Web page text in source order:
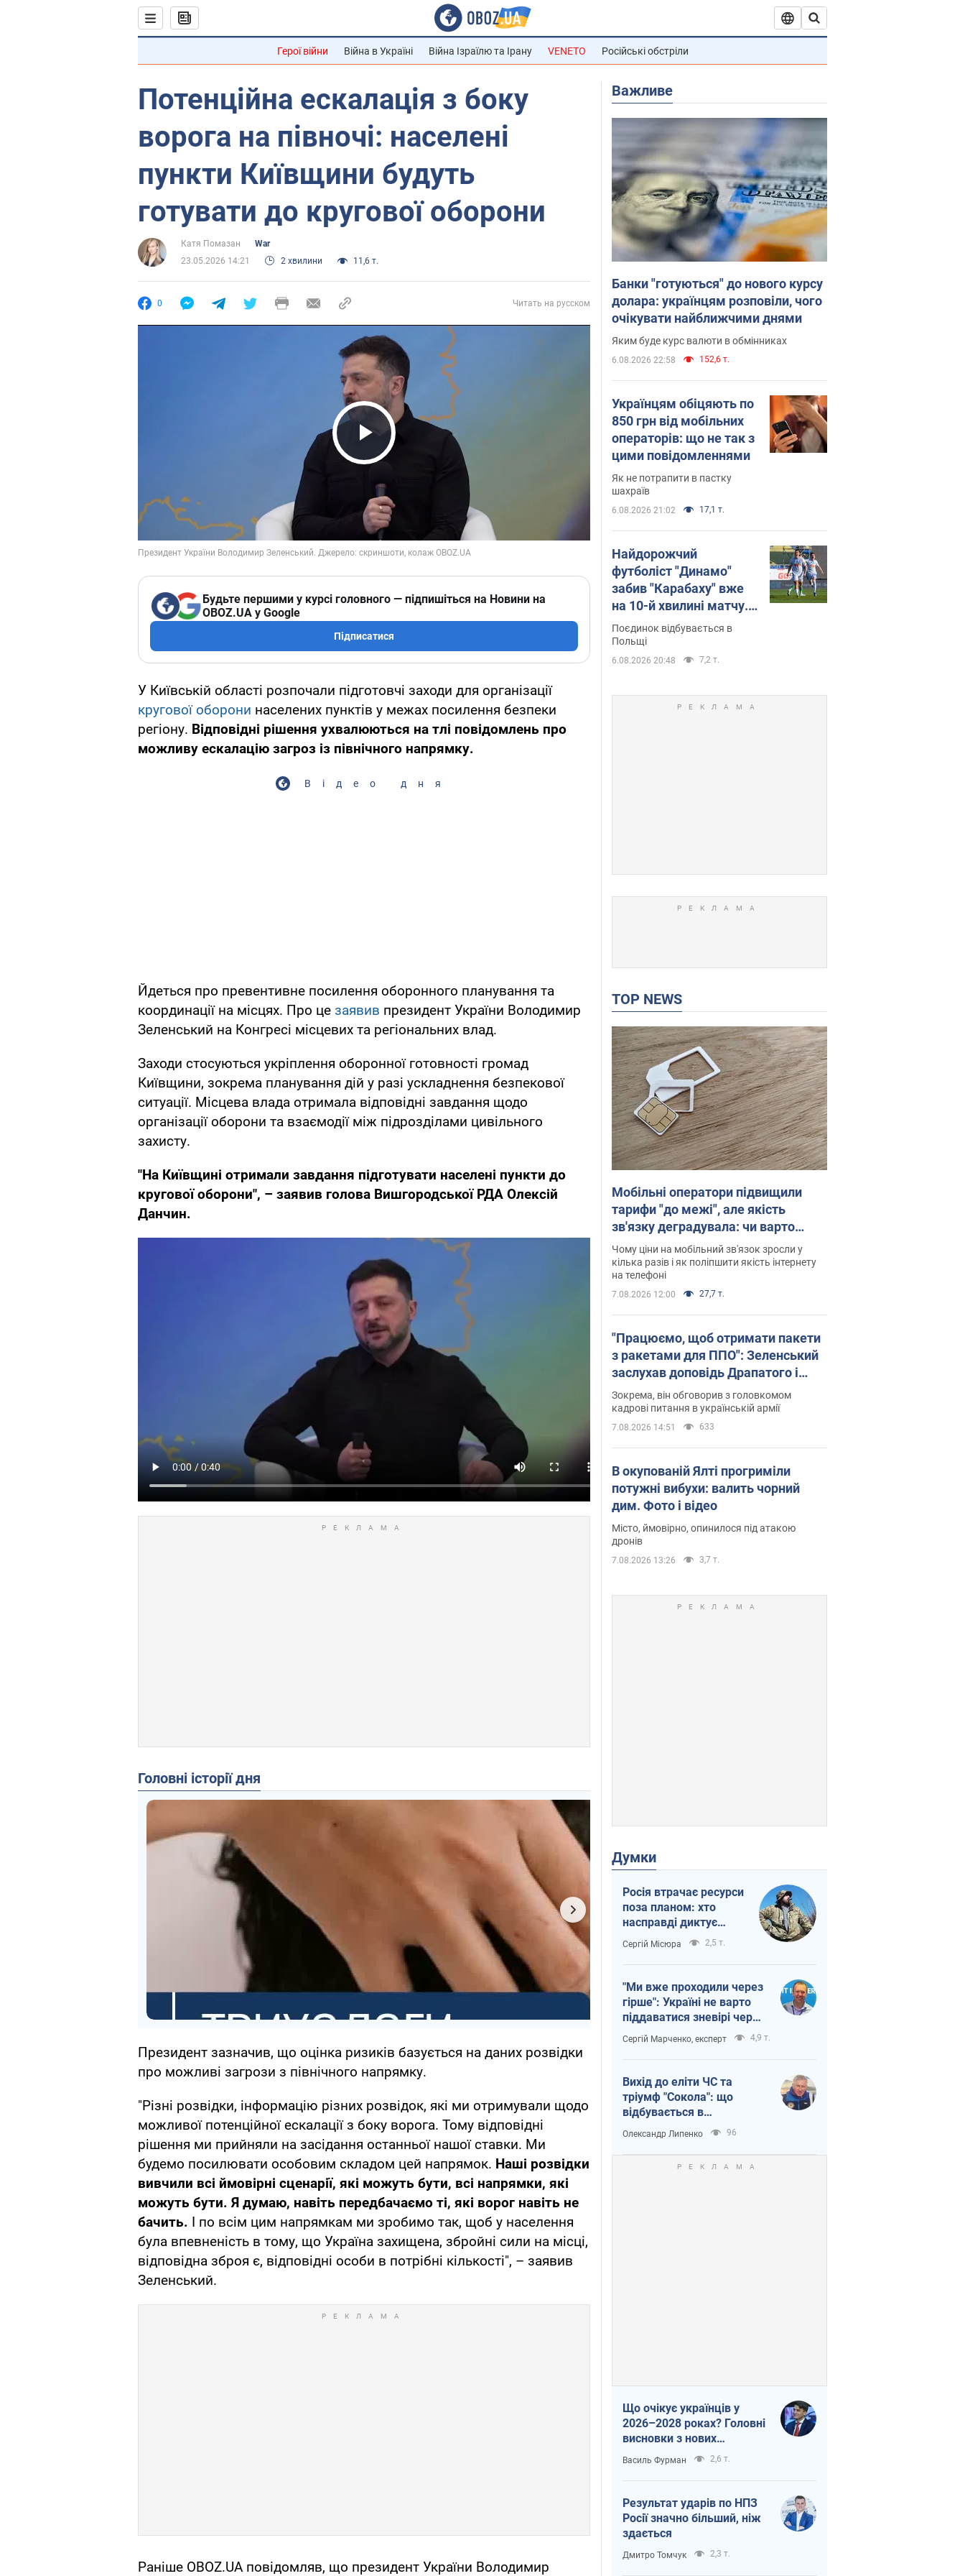
Герої війни Війна в Україні Війна Ізраїлю та Ірану VENETO Російські обстріли
Потенційна ескалація з боку
ворога на півночі: населені
пункти Київщини будуть
готувати до кругової оборони
Катя Помазан
War
23.05.2026 14:21
2 хвилини 11,6 т.
0 Читать на русском
Play Video
Будьте першими у курсі головного — підпишіться на Новини на
OBOZ.UA у Google
Підписатися
У Київській області розпочали підготовчі заходи для організації
кругової оборони населених пунктів у межах посилення безпеки
регіону. Відповідні рішення ухвалюються на тлі повідомлень про
можливу ескалацію загроз із північного напрямку.
Відео дня
Йдеться про превентивне посилення оборонного планування та
координації на місцях. Про це заявив президент України Володимир
Зеленський на Конгресі місцевих та регіональних влад.
Заходи стосуються укріплення оборонної готовності громад
Київщини, зокрема планування дій у разі ускладнення безпекової
ситуації. Місцева влада отримала відповідні завдання щодо
організації оборони та взаємодії між підрозділами цивільного
захисту.
"На Київщині отримали завдання підготувати населені пункти до
кругової оборони", – заявив голова Вишгородської РДА Олексій
Данчин.
Головні історії дня
Президент зазначив, що оцінка ризиків базується на даних розвідки
про можливі загрози з північного напрямку.
"Різні розвідки, інформацію різних розвідок, які ми отримували щодо
можливої потенційної ескалації з боку ворога. Тому відповідні
рішення ми прийняли на засідання останньої нашої ставки. Ми
будемо посилювати особовим складом цей напрямок. Наші розвідки
вивчили всі ймовірні сценарії, які можуть бути, всі напрямки, які
можуть бути. Я думаю, навіть передбачаємо ті, які ворог навіть не
бачить. І по всім цим напрямкам ми зробимо так, щоб у населення
була впевненість в тому, що Україна захищена, збройні сили на місці,
відповідна зброя є, відповідні особи в потрібні кількості", – заявив
Зеленський.
Раніше OBOZ.UA повідомляв, що президент України Володимир
Важливе
Банки "готуються" до нового курсу
долара: українцям розповіли, чого
очікувати найближчими днями
Яким буде курс валюти в обмінниках
6.08.2026 22:58 152,6 т.
Українцям обіцяють по
850 грн від мобільних
операторів: що не так з
цими повідомленнями
Як не потрапити в пастку
шахраїв
6.08.2026 21:02 17,1 т.
Найдорожчий
футболіст "Динамо"
забив "Карабаху" вже
на 10-й хвилині матчу.
Відео
Поєдинок відбувається в
Польщі
6.08.2026 20:48 7,2 т.
TOP NEWS
Мобільні оператори підвищили
тарифи "до межі", але якість
зв'язку деградувала: чи варто
скаржитись на ціни
Чому ціни на мобільний зв'язок зросли у
кілька разів і як поліпшити якість інтернету
на телефоні
7.08.2026 12:00 27,7 т.
"Працюємо, щоб отримати пакети
з ракетами для ППО": Зеленський
заслухав доповідь Драпатого і
анонсував нові кроки
Зокрема, він обговорив з головкомом
кадрові питання в українській армії
7.08.2026 14:51 633
В окупованій Ялті прогриміли
потужні вибухи: валить чорний
дим. Фото і відео
Місто, ймовірно, опинилося під атакою
дронів
7.08.2026 13:26 3,7 т.
Думки
Росія втрачає ресурси
поза планом: хто
насправді диктує
темп війни
Сергій Місюра 2,5 т.
"Ми вже проходили через
гірше": Україні не варто
піддаватися зневірі через
ракетний терор
Сергій Марченко, експерт 4,9 т.
Вихід до еліти ЧС та
тріумф "Сокола": що
відбувається в
українському хокеї
Олександр Липенко 96
Що очікує українців у
2026–2028 роках? Головні
висновки з нових
прогнозів від НБУ
Василь Фурман 2,6 т.
Результат ударів по НПЗ
Росії значно більший, ніж
здається
Дмитро Томчук 2,3 т.